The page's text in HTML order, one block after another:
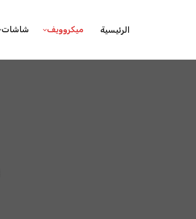
الرئيسية ميكروويف شاشات